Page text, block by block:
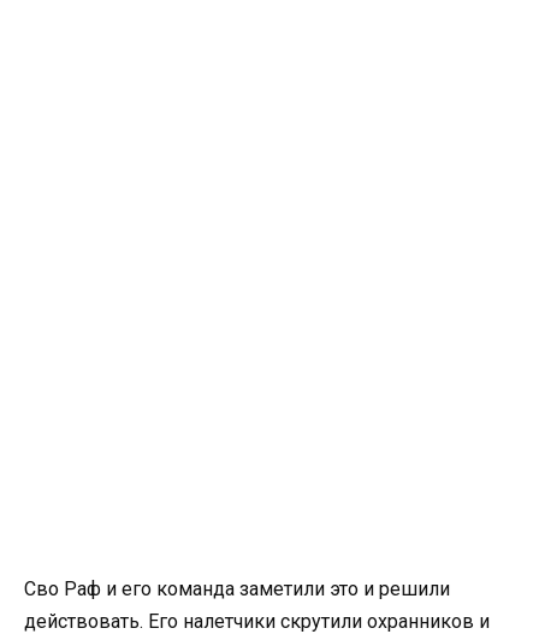
Сво Раф и его команда заметили это и решили
действовать. Его налетчики скрутили охранников и